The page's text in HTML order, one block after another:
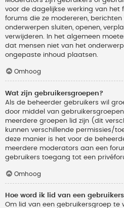
voor de dagelijkse werking van het
forums die ze modereren,
onderwerpen sluiten, openen,
verwijderen. In het algemeen
dat mensen niet van het
ongepaste inhoud plaatsen.
Omhoog
Wat zijn gebruikersgroepen?
Als de beheerder gebruikers wil
door middel van
meerdere groepen lid zijn (dit
kunnen verschillende permissies/
deze manier is het voor de
meerdere moderators aan een
gebruikers toegang tot een
Omhoog
Hoe word ik lid van een
Om lid van een gebruikersgroep te